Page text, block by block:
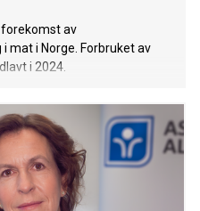
av
mat i Norge. Forbruket av
i 2024.